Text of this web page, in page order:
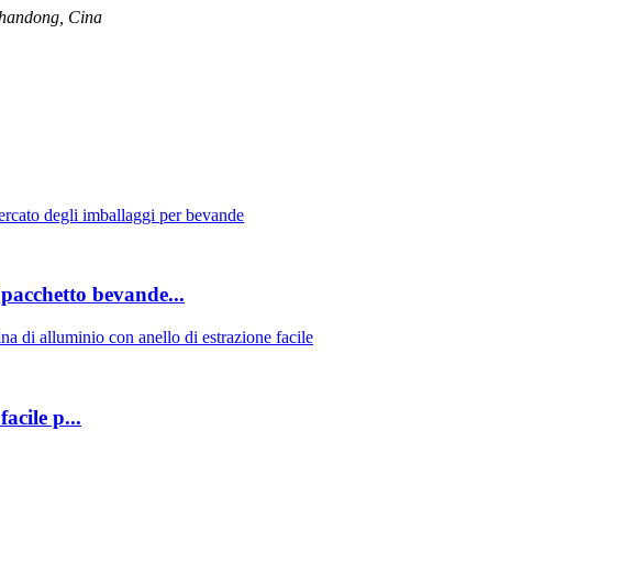
Cina
bevande...
p...